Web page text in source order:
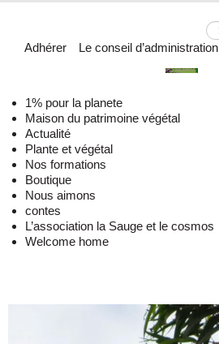
Adhérer Le conseil d’administration
1% pour la planete
Maison du patrimoine végétal
Actualité
Plante et végétal
Nos formations
Boutique
Nous aimons
contes
L’association la Sauge et le cosmos
Welcome home